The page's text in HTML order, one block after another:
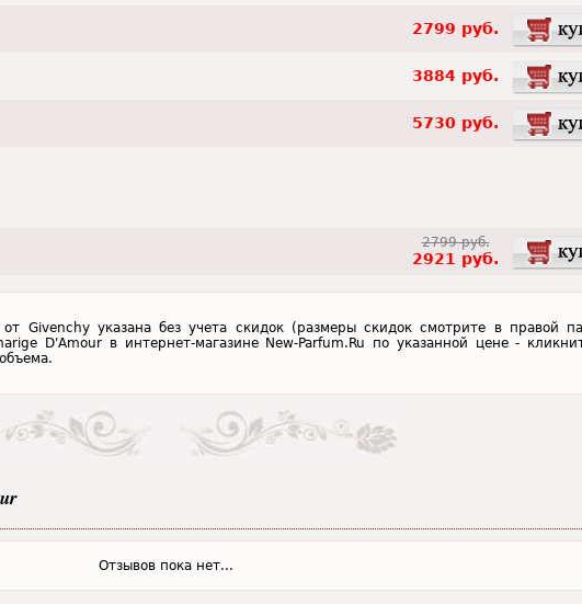
2799 руб.
3884 руб.
5730 руб.
2799 руб.
2921 руб.
Givenchy указана без учета скидок (размеры скидок смотрите в правой
D'Amour в интернет-магазине New-Parfum.Ru по указанной цене -
Отзывов пока нет...